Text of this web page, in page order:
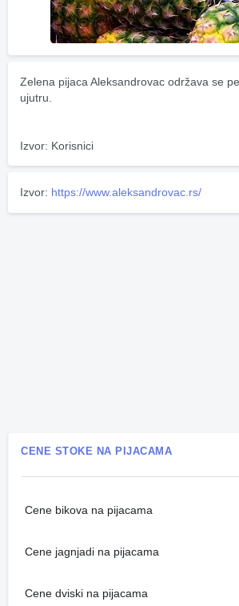
Zelena pijaca Aleksandrovac održava se
ujutru.
Izvor: Korisnici
Izvor: https://www.aleksandrovac.rs/
CENE STOKE NA PIJACAMA
Cene bikova na pijacama
Cene jagnjadi na pijacama
Cene dviski na pijacama